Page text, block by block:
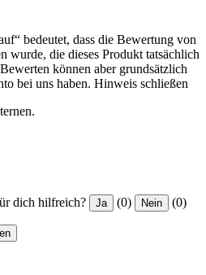
bedeutet, dass die Bewertung von
wurde, die dieses Produkt tatsächlich
können aber grundsätzlich
bei uns haben. Hinweis schließen
dich hilfreich? Ja (0) Nein (0)